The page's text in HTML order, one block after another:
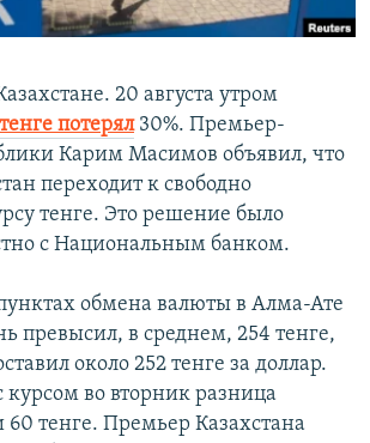
Азатутюн
20 августа утром
потерял30%. Премьер-
Карим Масимов объявил, что
переходит к свободно
тенге. Это решение было
с Национальным банком.
обмена валюты в Алма-Ате
превысил, в среднем, 254 тенге,
около 252 тенге за доллар.
во вторник разница
60 тенге. Премьер Казахстана
SHARE
Премьер Казахстана Карим Масимов пообещал, что равновесный курс тенге к доллару США установится в течение пяти-семи дней